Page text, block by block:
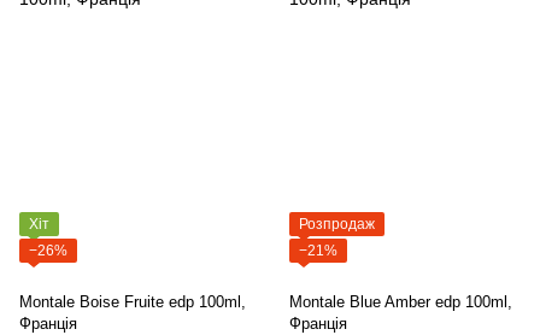
Хіт
−26%
Montale Boise Fruite edp 100ml,
Франція
Розпродаж
−21%
Montale Blue Amber edp 100ml,
Франція